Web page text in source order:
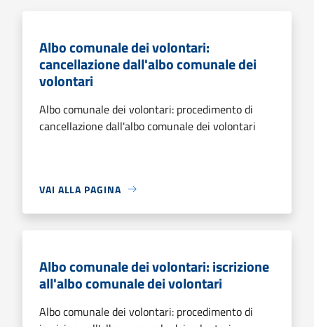
Albo comunale dei volontari:
cancellazione dall'albo comunale dei
volontari
Albo comunale dei volontari: procedimento di
cancellazione dall'albo comunale dei volontari
VAI ALLA PAGINA
Albo comunale dei volontari: iscrizione
all'albo comunale dei volontari
Albo comunale dei volontari: procedimento di